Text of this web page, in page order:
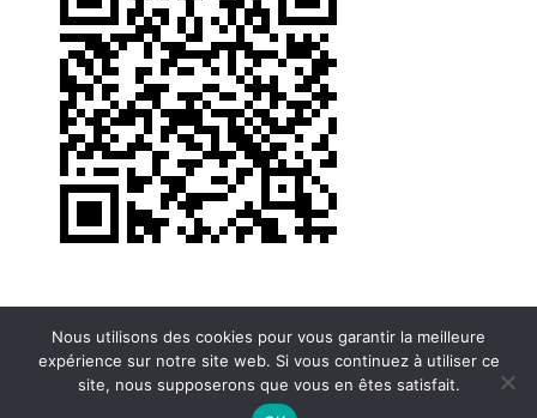
Nous utilisons des cookies pour vous garantir la meilleure
expérience sur notre site web. Si vous continuez à utiliser ce
site, nous supposerons que vous en êtes satisfait.